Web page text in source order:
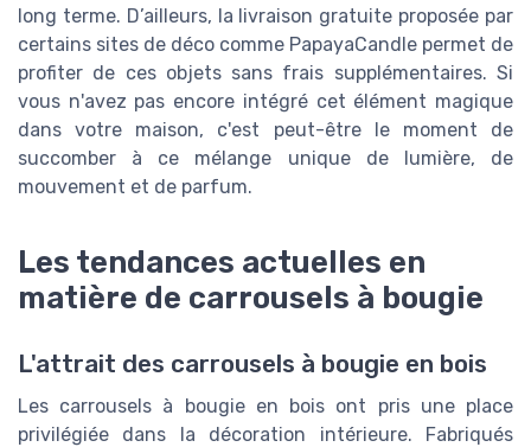
long terme. D’ailleurs, la livraison gratuite proposée par
certains sites de déco comme PapayaCandle permet de
profiter de ces objets sans frais supplémentaires. Si
vous n'avez pas encore intégré cet élément magique
dans votre maison, c'est peut-être le moment de
succomber à ce mélange unique de lumière, de
mouvement et de parfum.
Les tendances actuelles en
matière de carrousels à bougie
L'attrait des carrousels à bougie en bois
Les carrousels à bougie en bois ont pris une place
privilégiée dans la décoration intérieure. Fabriqués